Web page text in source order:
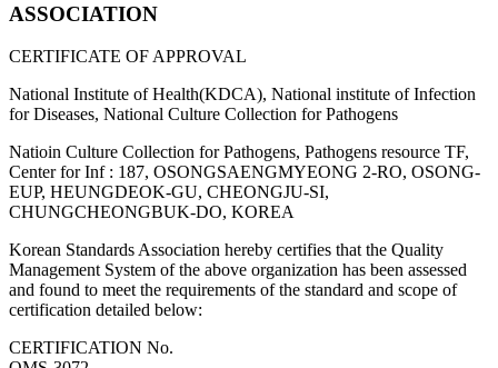
ASSOCIATION
CERTIFICATE OF APPROVAL
National Institute of Health(KDCA), National institute of Infection
for Diseases, National Culture Collection for Pathogens
Natioin Culture Collection for Pathogens, Pathogens resource TF,
Center for Inf : 187, OSONGSAENGMYEONG 2-RO, OSONG-
EUP, HEUNGDEOK-GU, CHEONGJU-SI,
CHUNGCHEONGBUK-DO, KOREA
Korean Standards Association hereby certifies that the Quality
Management System of the above organization has been assessed
and found to meet the requirements of the standard and scope of
certification detailed below:
CERTIFICATION No.